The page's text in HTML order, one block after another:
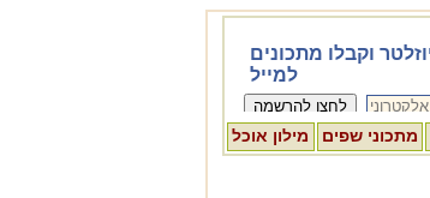
מתכוני שפים מילון אוכל